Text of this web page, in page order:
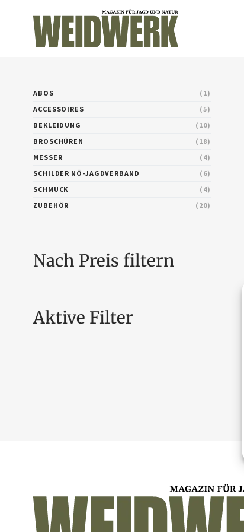
ABOS
1
ACCESSOIRES
5
BEKLEIDUNG
10
BROSCHÜREN
18
MESSER
4
SCHILDER NÖ-JAGDVERBAND
6
SCHMUCK
4
ZUBEHÖR
20
Nach Preis filtern
Aktive Filter